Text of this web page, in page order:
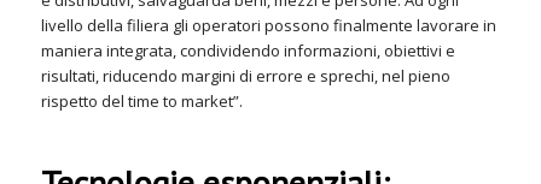
livello della filiera gli operatori possono finalmente lavorare in
maniera integrata, condividendo informazioni, obiettivi e
risultati, riducendo margini di errore e sprechi, nel pieno
rispetto del time to market”.